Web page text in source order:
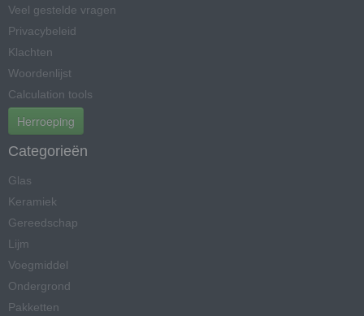
Veel gestelde vragen
Privacybeleid
Klachten
Woordenlijst
Calculation tools
Herroeping
Categorieën
Glas
Keramiek
Gereedschap
Lijm
Voegmiddel
Ondergrond
Pakketten